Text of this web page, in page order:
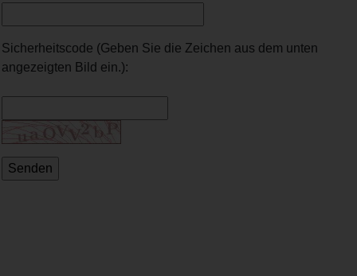
Sicherheitscode (Geben Sie die Zeichen aus dem unten
angezeigten Bild ein.):